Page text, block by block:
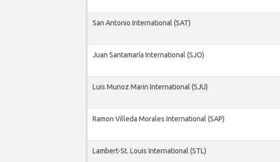
San Antonio International (SAT)
Juan Santamaría International (SJO)
Luis Munoz Marin International (SJU)
Ramon Villeda Morales International (SAP)
Lambert-St. Louis International (STL)